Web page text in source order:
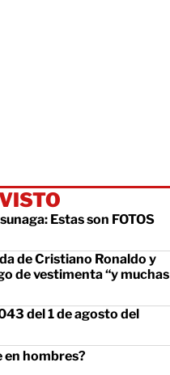
Estas son FOTOS
de Cristiano Ronaldo y
de vestimenta “y muchas
del 1 de agosto del
en hombres?